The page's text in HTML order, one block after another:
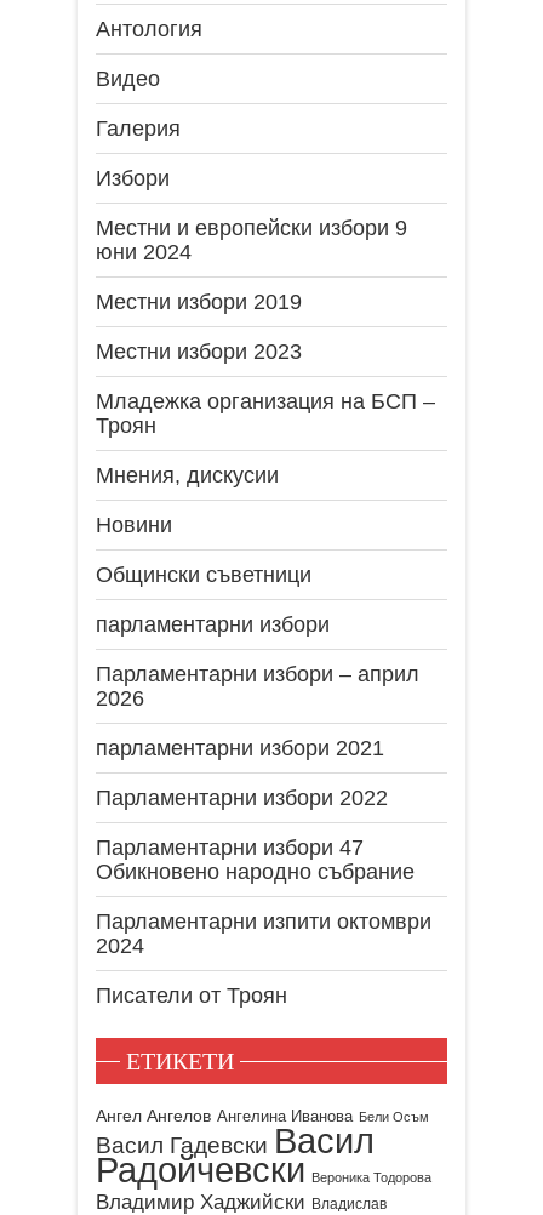
Антология
Видео
Галерия
Избори
Местни и европейски избори 9
юни 2024
Местни избори 2019
Местни избори 2023
Младежка организация на БСП –
Троян
Мнения, дискусии
Новини
Общински съветници
парламентарни избори
Парламентарни избори – април
2026
парламентарни избори 2021
Парламентарни избори 2022
Парламентарни избори 47
Обикновено народно събрание
Парламентарни изпити октомври
2024
Писатели от Троян
ЕТИКЕТИ
Ангел Ангелов Ангелина Иванова Бели Осъм
Васил Гадевски Васил
Радойчевски Вероника Тодорова
Владимир Хаджийски Владислав